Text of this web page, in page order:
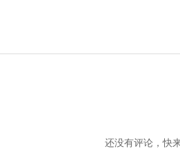
还没有评论，快